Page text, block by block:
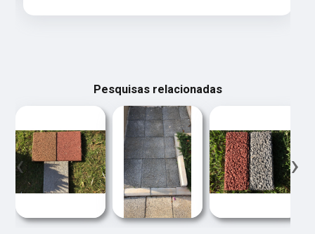
Pesquisas relacionadas
‹ ›